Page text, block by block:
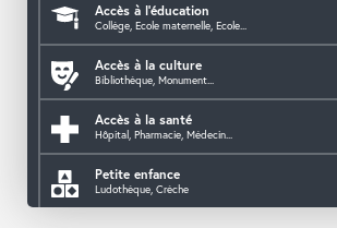
Accès à l'éducation
Collège, Ecole maternelle, Ecole...
Accès à la culture
Bibliothèque, Monument...
Accès à la santé
Hôpital, Pharmacie, Médecin...
Petite enfance
Ludothèque, Crèche